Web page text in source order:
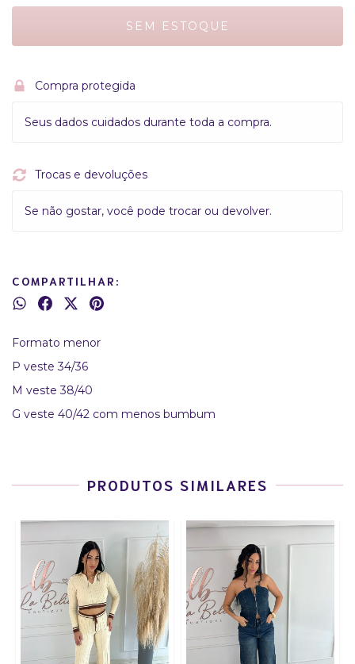
Compra protegida
Seus dados cuidados durante toda a compra.
Trocas e devoluções
Se não gostar, você pode trocar ou devolver.
COMPARTILHAR:
Formato menor
P veste 34/36
M veste 38/40
G veste 40/42 com menos bumbum
PRODUTOS SIMILARES